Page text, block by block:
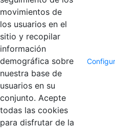
Contacto
Línea de servicio al
Correo Institucional:
Correo de notificaciones
Correo de Asuntos
Línea Anticorrupción:
Política de privacidad y
Política de derechos de autor
Términos y condiciones de uso
movimientos de
los usuarios en el
sitio y recopilar
información
demográfica sobre
nuestra base de
usuarios en su
conjunto. Acepte
todas las cookies
para disfrutar de la